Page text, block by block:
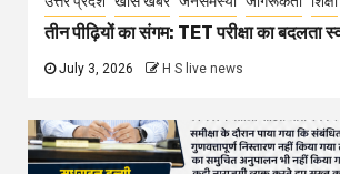
तीन पीढ़ियों का संगम: TET परीक्षा का बदलता
July 3, 2026 H S live news